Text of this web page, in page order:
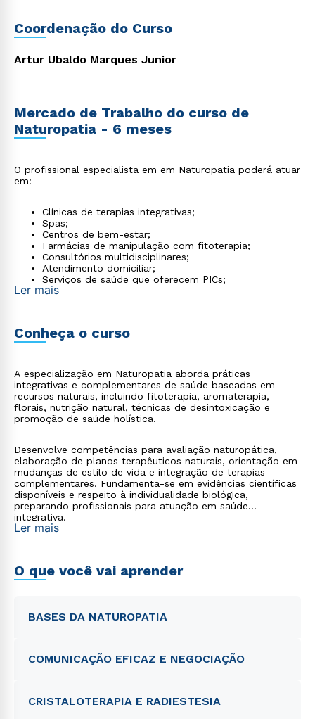
Coordenação do Curso
Artur Ubaldo Marques Junior
Mercado de Trabalho do curso de
Naturopatia - 6 meses
O profissional especialista em em Naturopatia poderá atuar
em:
Clínicas de terapias integrativas;
Spas;
Centros de bem-estar;
Farmácias de manipulação com fitoterapia;
Consultórios multidisciplinares;
Atendimento domiciliar;
Serviços de saúde que oferecem PICs;
Consultoria em saúde natural.
Ler mais
Conheça o curso
A especialização em Naturopatia aborda práticas
integrativas e complementares de saúde baseadas em
recursos naturais, incluindo fitoterapia, aromaterapia,
florais, nutrição natural, técnicas de desintoxicação e
promoção de saúde holística.
Desenvolve competências para avaliação naturopática,
elaboração de planos terapêuticos naturais, orientação em
mudanças de estilo de vida e integração de terapias
complementares. Fundamenta-se em evidências científicas
disponíveis e respeito à individualidade biológica,
preparando profissionais para atuação em saúde
integrativa.
Ler mais
O que você vai aprender
BASES DA NATUROPATIA
COMUNICAÇÃO EFICAZ E NEGOCIAÇÃO
CRISTALOTERAPIA E RADIESTESIA